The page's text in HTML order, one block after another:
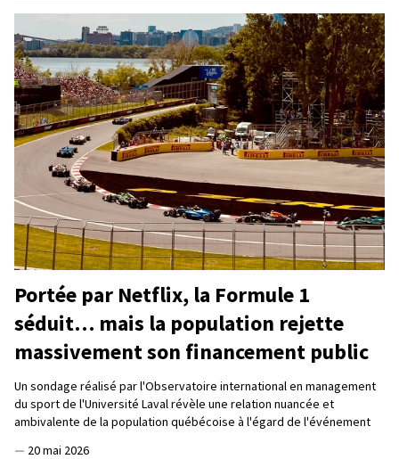
Portée par Netflix, la Formule 1
séduit… mais la population rejette
massivement son financement public
Un sondage réalisé par l'Observatoire international en management
du sport de l'Université Laval révèle une relation nuancée et
ambivalente de la population québécoise à l'égard de l'événement
— 20 mai 2026